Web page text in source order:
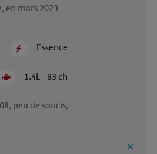
en mars 2023
Essence
1.4L - 83 ch
peu de soucis,